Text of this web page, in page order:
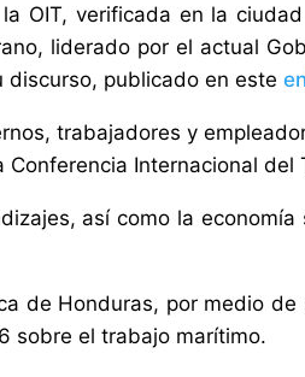
OIT, verificada en la
liderado por el actual
discurso, publicado en este
trabajadores y
Internacional del
así como la
de Honduras, por medio
sobre el trabajo marítimo.